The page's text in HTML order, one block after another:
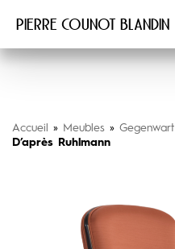
Pierre COUNOT BLANDIN
Accueil » Meubles » Gegenwart
D’après Ruhlmann